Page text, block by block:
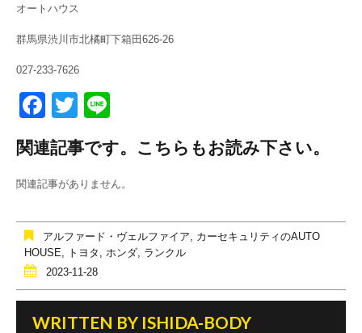
オートハウス
群馬県渋川市北橘町下箱田626-26
027-233-7626
F
a
c
e
o
o
k
T
tt
er
e
関連記事です。こちらもお読み下さい。
関連記事がありません。
アルファード・ヴェルファイア, カーセキュリティのAUTO
HOUSE, トヨタ , ホンダ, ランクル
2023-11-28
WRITTEN BY ISHIDA-BODY